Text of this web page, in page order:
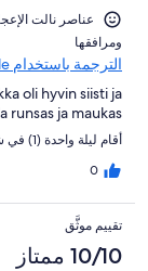
ومرافقها⁩
الترجمة باستخدام Google
oli hyvin siisti ja
runsas ja maukas.
أقام ليلة واحدة (1) في شهر يونيو عام 2023
0
تقييم موثَّق
10/10 ممتاز